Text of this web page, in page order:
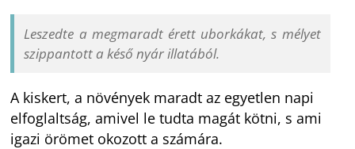
Leszedte a megmaradt érett uborkákat, s mélyet
szippantott a késő nyár illatából.
A kiskert, a növények maradt az egyetlen napi
elfoglaltság, amivel le tudta magát kötni, s ami
igazi örömet okozott a számára.